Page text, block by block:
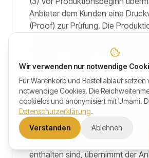
Anbieter dem Kunden eine
(Proof) zur Prüfung. Die
soweit vereinbart — nach
(4) Mit der Druckfreigabe
die Richtigkeit und Vollständigkeit
Inhalte (insbesondere Texte,
Daten). Für Fehler, die in der vom
gelieferten oder freigegebenen
enthalten sind, übernimmt der
Wir verwenden nur notwendige
Für Warenkorb und Bestellablauf setzen
notwendige Cookies. Die
cookielos und anonymisiert mit Umami.
Datenschutzerklärung.
Verstanden
Ablehnen